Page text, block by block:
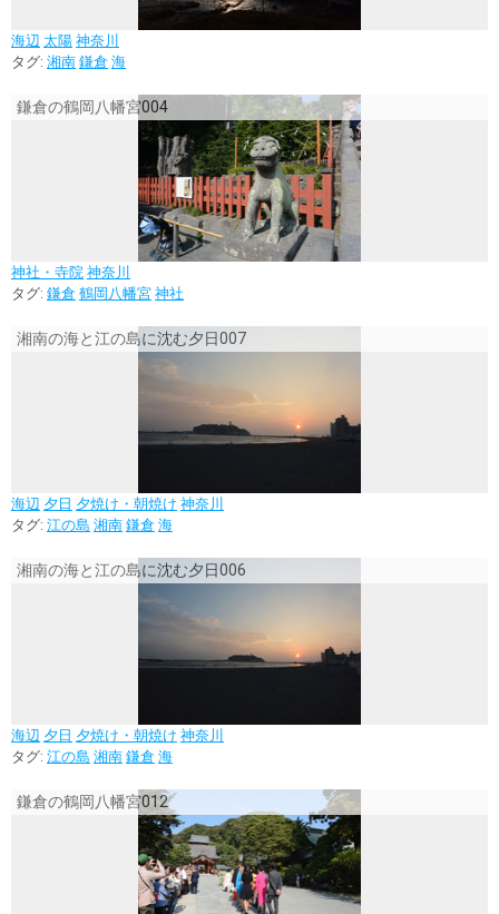
海辺 太陽 神奈川
タグ: 湘南 鎌倉 海
鎌倉の鶴岡八幡宮004
神社・寺院 神奈川
タグ: 鎌倉 鶴岡八幡宮 神社
湘南の海と江の島に沈む夕日007
海辺 夕日 夕焼け・朝焼け 神奈川
タグ: 江の島 湘南 鎌倉 海
湘南の海と江の島に沈む夕日006
海辺 夕日 夕焼け・朝焼け 神奈川
タグ: 江の島 湘南 鎌倉 海
鎌倉の鶴岡八幡宮012